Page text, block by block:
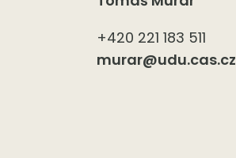
+420 221 183 511
murar@udu.cas.cz